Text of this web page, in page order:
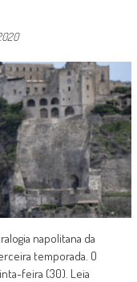
napolitana da
temporada. O
feira (30). Leia